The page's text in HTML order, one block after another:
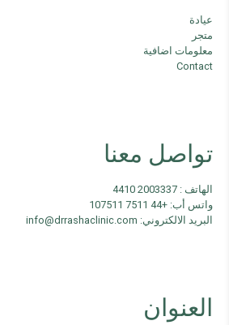
عيادة
متجر
معلومات اضافية
Contact
تواصل معنا
الهاتف : 2003337 4410
واتس أب: +44 7511 107511
البريد الالكتروني: info@drrashaclinic.com
العنوان